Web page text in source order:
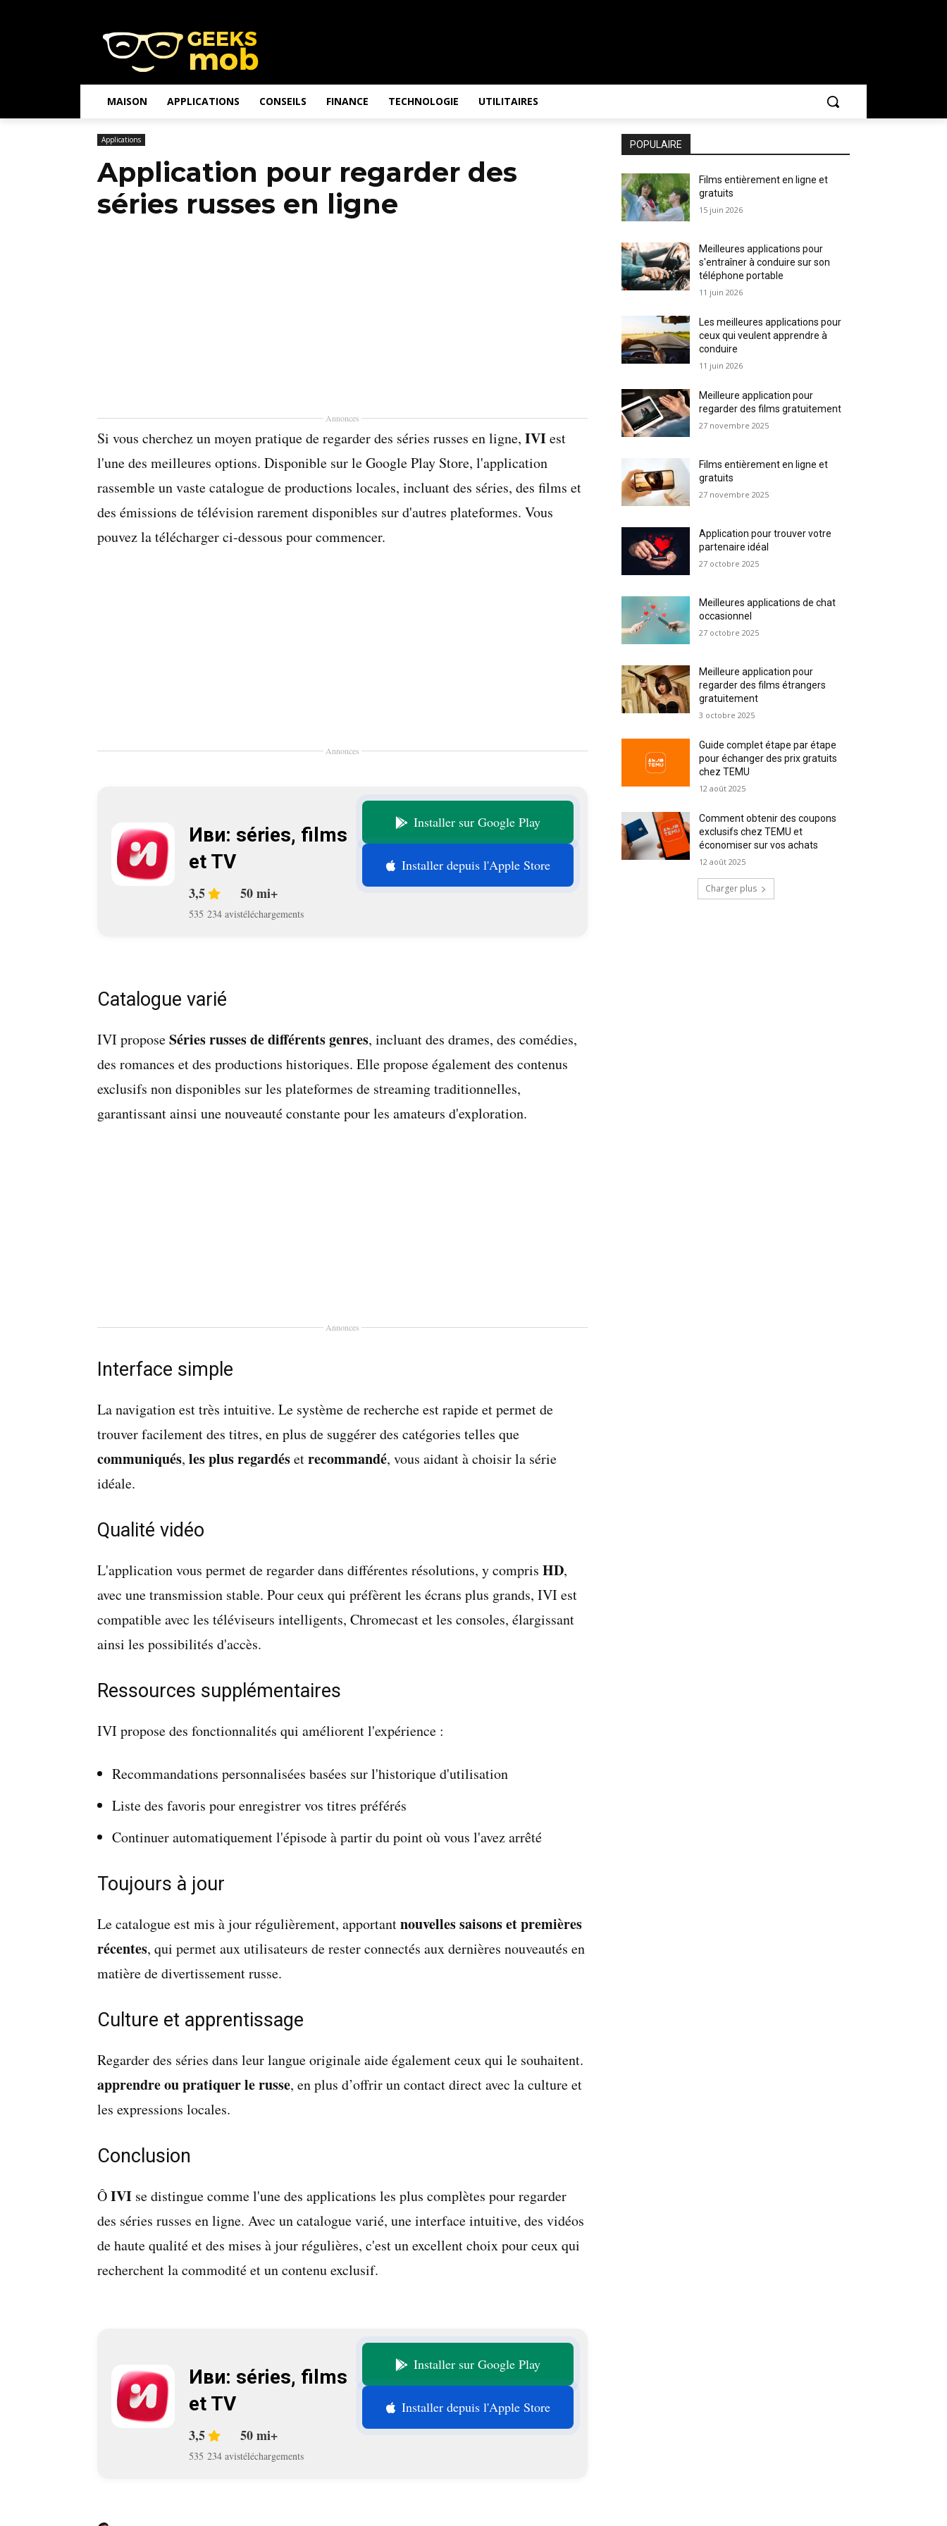
MAISON APPLICATIONS CONSEILS FINANCE TECHNOLOGIE UTILITAIRES
Applications
Application pour regarder des
séries russes en ligne
Annonces
Si vous cherchez un moyen pratique de regarder des séries russes en ligne, IVIest
l'une des meilleures options. Disponible sur le Google Play Store, l'application
rassemble un vaste catalogue de productions locales, incluant des séries, des films et
des émissions de télévision rarement disponibles sur d'autres plateformes. Vous
pouvez la télécharger ci-dessous pour commencer.
Annonces
Иви: séries, films
et TV
3,5
535 234 avis
50 mi+
téléchargements
Installer sur Google Play
Installer depuis l'Apple Store
Catalogue varié
IVI proposeSéries russes de différents genres, incluant des drames, des comédies,
des romances et des productions historiques. Elle propose également des contenus
exclusifs non disponibles sur les plateformes de streaming traditionnelles,
garantissant ainsi une nouveauté constante pour les amateurs d'exploration.
Annonces
Interface simple
La navigation est très intuitive. Le système de recherche est rapide et permet de
trouver facilement des titres, en plus de suggérer des catégories telles que
communiqués, les plus regardésetrecommandé, vous aidant à choisir la série
idéale.
Qualité vidéo
L'application vous permet de regarder dans différentes résolutions, y compris HD,
avec une transmission stable. Pour ceux qui préfèrent les écrans plus grands, IVI est
compatible avec les téléviseurs intelligents, Chromecast et les consoles, élargissant
ainsi les possibilités d'accès.
Ressources supplémentaires
IVI propose des fonctionnalités qui améliorent l'expérience :
Recommandations personnalisées basées sur l'historique d'utilisation
Liste des favoris pour enregistrer vos titres préférés
Continuer automatiquement l'épisode à partir du point où vous l'avez arrêté
Toujours à jour
Le catalogue est mis à jour régulièrement, apportantnouvelles saisons et premières
récentes, qui permet aux utilisateurs de rester connectés aux dernières nouveautés en
matière de divertissement russe.
Culture et apprentissage
Regarder des séries dans leur langue originale aide également ceux qui le souhaitent.
apprendre ou pratiquer le russe, en plus d’offrir un contact direct avec la culture et
les expressions locales.
Conclusion
ÔIVI se distingue comme l'une des applications les plus complètes pour regarder
des séries russes en ligne. Avec un catalogue varié, une interface intuitive, des vidéos
de haute qualité et des mises à jour régulières, c'est un excellent choix pour ceux qui
recherchent la commodité et un contenu exclusif.
Иви: séries, films
et TV
3,5
535 234 avis
50 mi+
téléchargements
Installer sur Google Play
Installer depuis l'Apple Store
POPULAIRE
Films entièrement en ligne et
gratuits
15 juin 2026
Meilleures applications pour
s'entraîner à conduire sur son
téléphone portable
11 juin 2026
Les meilleures applications pour
ceux qui veulent apprendre à
conduire
11 juin 2026
Meilleure application pour
regarder des films gratuitement
27 novembre 2025
Films entièrement en ligne et
gratuits
27 novembre 2025
Application pour trouver votre
partenaire idéal
27 octobre 2025
Meilleures applications de chat
occasionnel
27 octobre 2025
Meilleure application pour
regarder des films étrangers
gratuitement
3 octobre 2025
Guide complet étape par étape
pour échanger des prix gratuits
chez TEMU
12 août 2025
Comment obtenir des coupons
exclusifs chez TEMU et
économiser sur vos achats
12 août 2025
Charger plus